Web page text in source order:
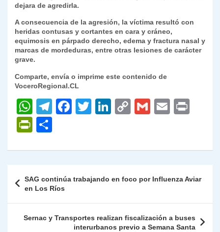
dejara de agredirla.
A consecuencia de la agresión, la víctima resultó con
heridas contusas y cortantes en cara y cráneo,
equimosis en párpado derecho, edema y fractura nasal y
marcas de mordeduras, entre otras lesiones de carácter
grave.
Comparte, envía o imprime este contenido de
VoceroRegional.CL
W
h
at
s
p
p
T
gr
m
F
e
o
o
k
T
er
Li
e
n
C
y
n
k
G
l
E
l
P
nt
Fr
ie
n
dl
m
p
ar
tir
de
entradas
SAG continúa trabajando en foco por Influenza Aviar
en Los Ríos
Sernac y Transportes realizan fiscalización a buses
interurbanos previo a Semana Santa